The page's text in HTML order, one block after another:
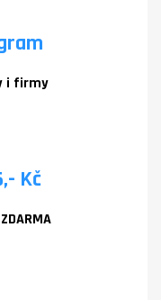
i firmy
Kč